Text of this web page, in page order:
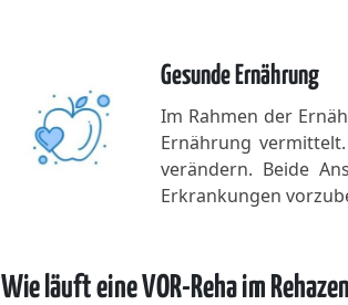
Gesunde Ernährung
Im Rahmen der
Ernährung
verändern. Beide
Erkrankungen
Wie läuft eine VOR-Reha im